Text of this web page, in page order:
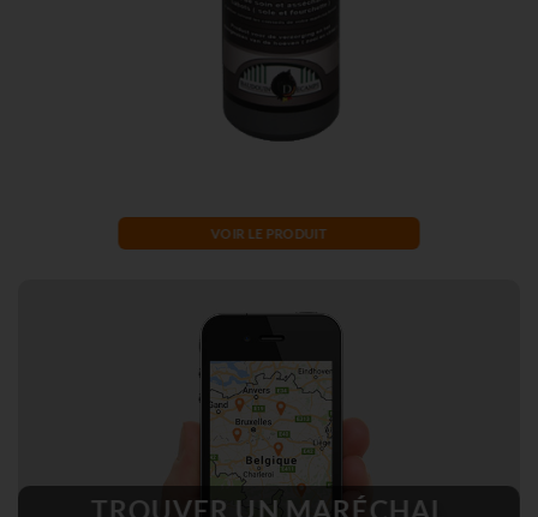
VOIR LE PRODUIT
TROUVER UN MARÉCHAL